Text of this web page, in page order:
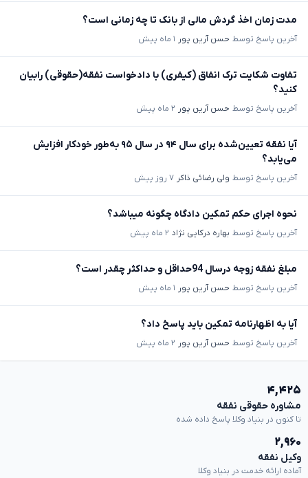
مدت زمان اخذ گردش مالی از بانک تا چه زمانی است؟
آخرین پاسخ توسط حسن آرین پور ۱ ماه پیش
تفاوت شکایت ترک انفاق (کیفری) با دادخواست نفقه(حقوقی) رابیان
کنید؟
آخرین پاسخ توسط حسن آرین پور ۲ ماه پیش
آیا نفقه تعیین‌شده برای سال ۹۴ در سال ۹۵ به‌طور خودکار افزایش
می‌یابد؟
آخرین پاسخ توسط ولی رضائی ذاکر ۷ روز پیش
نحوه اجرای حکم تمکین دادگاه چگونه میباشد؟
آخرین پاسخ توسط بهاره درکایی نژاد ۲ ماه پیش
مبلغ نفقه زوجه درسال 94حداقل و حداکثر چقدر است؟
آخرین پاسخ توسط حسن آرین پور ۱ ماه پیش
آیا به اظهارنامه تمکین باید پاسخ داد؟
آخرین پاسخ توسط حسن آرین پور ۲ ماه پیش
۴,۴۲۵
مشاوره حقوقی نفقه
تا کنون در بنیاد وکلا پاسخ داده شده
۲,۹۶۰
وکیل نفقه
آماده ارائه خدمت در بنیاد وکلا